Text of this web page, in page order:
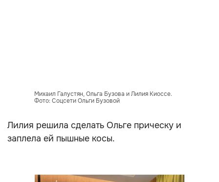
Михаил Галустян, Ольга Бузова и Лилия Киоссе.
Фото: Соцсети Ольги Бузовой
Лилия решила сделать Ольге прическу и
заплела ей пышные косы.